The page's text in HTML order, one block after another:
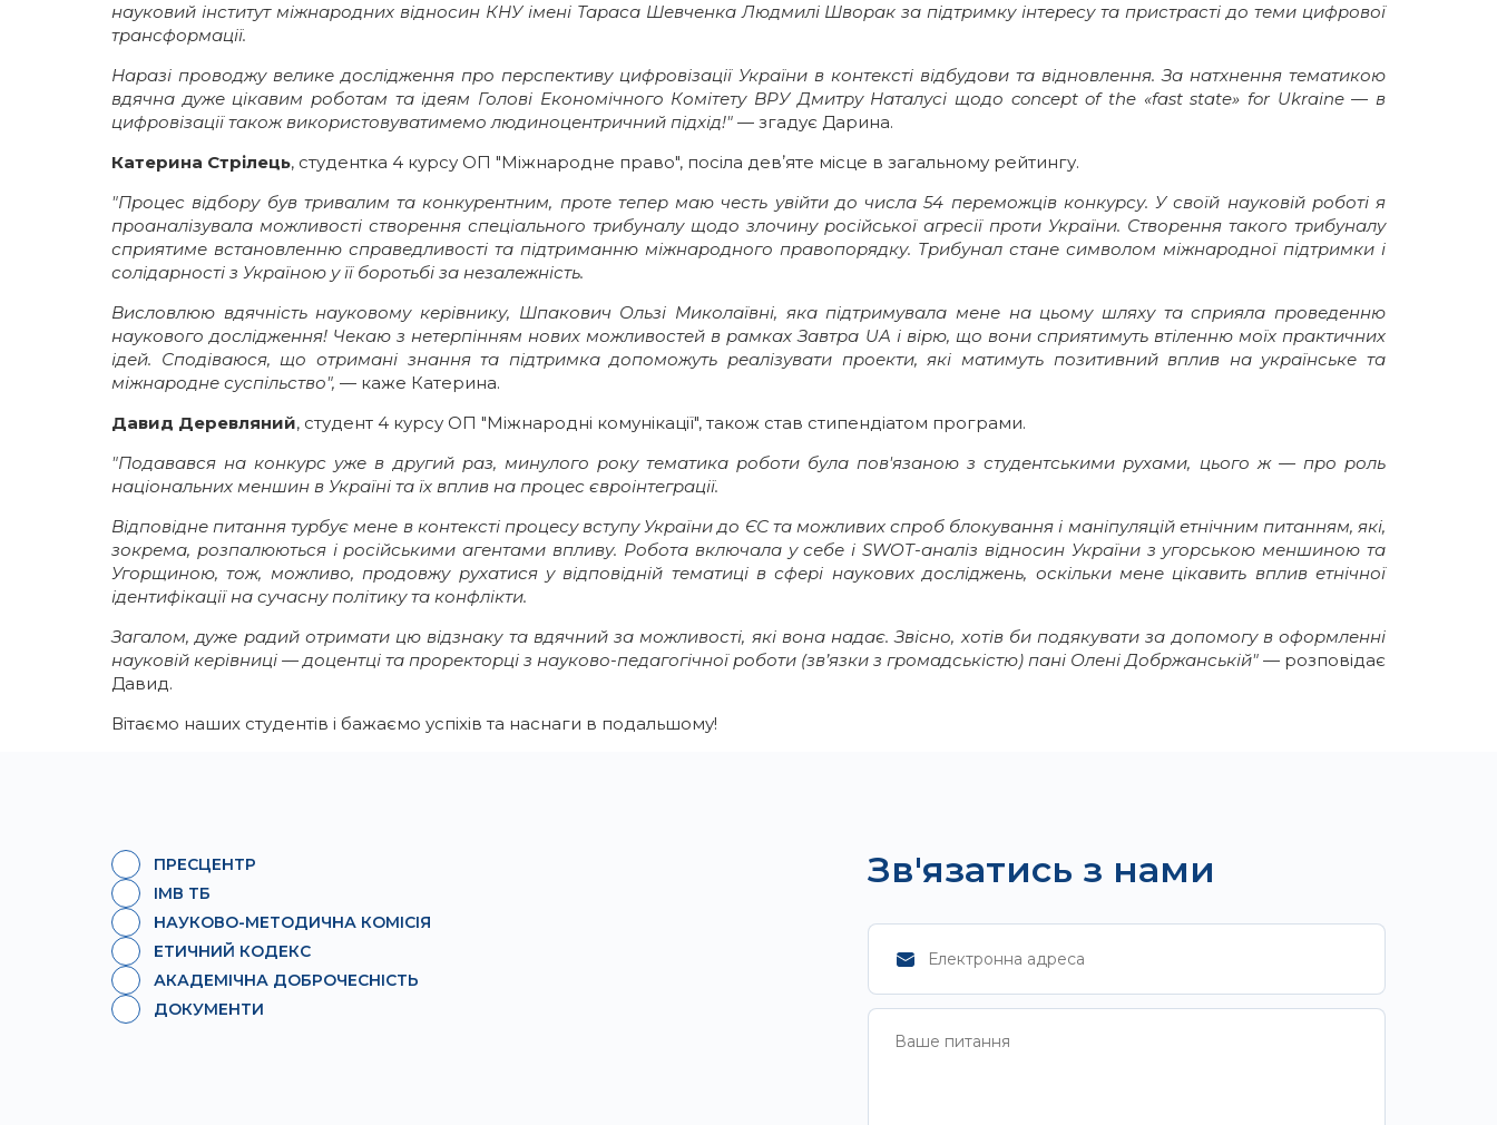
науковий інститут міжнародних відносин КНУ імені Тараса Шевченка Людмилі Шворак за підтримку інтересу та пристрасті до теми цифрової
трансформації.
Наразі проводжу велике дослідження про перспективу цифровізації України в контексті відбудови та відновлення. За натхнення тематикою
вдячна дуже цікавим роботам та ідеям Голові Економічного Комітету ВРУ Дмитру Наталусі щодо concept of the «fast state» for Ukraine — в
цифровізації також використовуватимемо людиноцентричний підхід!" — згадує Дарина.
Катерина Стрілець, студентка 4 курсу ОП "Міжнародне право", посіла девʼяте місце в загальному рейтингу.
"Процес відбору був тривалим та конкурентним, проте тепер маю честь увійти до числа 54 переможців конкурсу. У своїй науковій роботі я
проаналізувала можливості створення спеціального трибуналу щодо злочину російської агресії проти України. Створення такого трибуналу
сприятиме встановленню справедливості та підтриманню міжнародного правопорядку. Трибунал стане символом міжнародної підтримки і
солідарності з Україною у її боротьбі за незалежність.
Висловлюю вдячність науковому керівнику, Шпакович Ользі Миколаївні, яка підтримувала мене на цьому шляху та сприяла проведенню
наукового дослідження! Чекаю з нетерпінням нових можливостей в рамках Завтра UA і вірю, що вони сприятимуть втіленню моїх практичних
ідей. Сподіваюся, що отримані знання та підтримка допоможуть реалізувати проекти, які матимуть позитивний вплив на українське та
міжнародне суспільство", — каже Катерина.
Давид Деревляний, студент 4 курсу ОП "Міжнародні комунікації", також став стипендіатом програми.
"Подавався на конкурс уже в другий раз, минулого року тематика роботи була пов'язаною з студентськими рухами, цього ж — про роль
національних меншин в Україні та їх вплив на процес євроінтеграції.
Відповідне питання турбує мене в контексті процесу вступу України до ЄС та можливих спроб блокування і маніпуляцій етнічним питанням, які,
зокрема, розпалюються і російськими агентами впливу. Робота включала у себе і SWOT-аналіз відносин України з угорською меншиною та
Угорщиною, тож, можливо, продовжу рухатися у відповідній тематиці в сфері наукових досліджень, оскільки мене цікавить вплив етнічної
ідентифікації на сучасну політику та конфлікти.
Загалом, дуже радий отримати цю відзнаку та вдячний за можливості, які вона надає. Звісно, хотів би подякувати за допомогу в оформленні
науковій керівниці — доцентці та проректорці з науково-педагогічної роботи (зв’язки з громадськістю) пані Олені Добржанській" — розповідає
Давид.
Вітаємо наших студентів і бажаємо успіхів та наснаги в подальшому!
ПРЕСЦЕНТР
ІМВ ТБ
НАУКОВО-МЕТОДИЧНА КОМІСІЯ
ЕТИЧНИЙ КОДЕКС
АКАДЕМІЧНА ДОБРОЧЕСНІСТЬ
ДОКУМЕНТИ
Зв'язатись з нами